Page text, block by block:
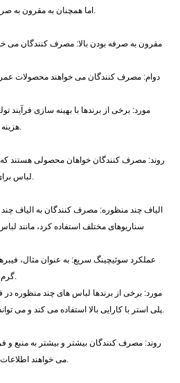
اما همچنان به مقرون به صرفه بودن و دوام محصولات توجه دارند.
مقرون به صرفه بودن بالا: مصرف کنندگان می
دوام: مصرف کنندگان می خواهند محصولات
مورد: برخی از برندها با بهینه سازی فرآیند
هزینه الیاف با کارایی بالا را کاهش داده اند.
روند: مصرف کنندگان خواهان محصولی هستند که
لباس برای استفاده های متعدد" را برآورده کند.
الیاف چند منظوره: مصرف کنندگان به الیاف چند
سناریوهای مختلف استفاده کرد، مانند
عملکرد سوئیچینگ سریع: به عنوان مثال،
گرم شدن به حالت خنک کننده تغییر کنند.
مورد: برخی از برندها لباس های چند منظوره در
پلی استر با کارایی بالا استفاده می کند و می تواند در محیط های مختلف استفاده شود.
روند: مصرف کنندگان بیشتر و بیشتر به منبع و
می خواهند اطلاعات کامل چرخه عمر محصولات را بدانند.